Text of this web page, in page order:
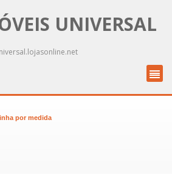
UNIVERSAL
por medida